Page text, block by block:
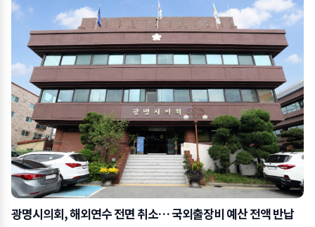
광명시의회, 해외연수 전면 취소… 국외출장비 예산 전액 반납